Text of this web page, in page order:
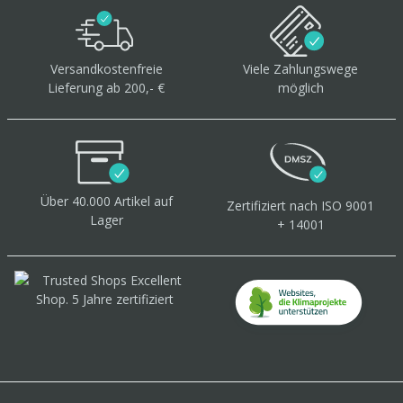
Versandkostenfreie
Lieferung ab 200,- €
Viele Zahlungswege
möglich
Über 40.000 Artikel auf
Lager
Zertifiziert nach ISO 9001
+ 14001